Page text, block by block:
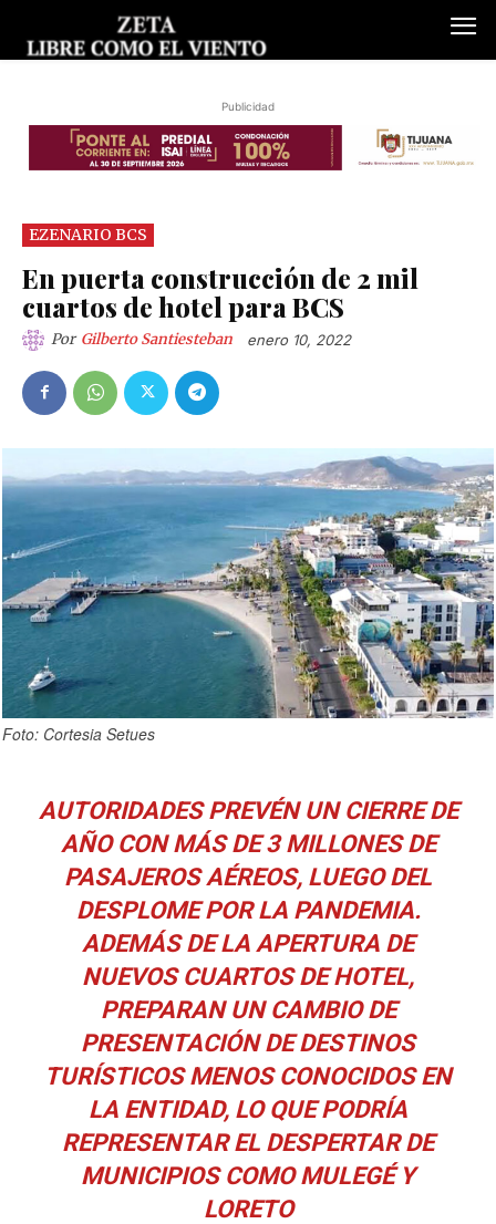
Publicidad
EZENARIO BCS
En puerta construcción de 2 mil
cuartos de hotel para BCS
Por Gilberto Santiesteban enero 10, 2022
Foto: Cortesia Setues
AUTORIDADES PREVÉN UN CIERRE DE
AÑO CON MÁS DE 3 MILLONES DE
PASAJEROS AÉREOS, LUEGO DEL
DESPLOME POR LA PANDEMIA.
ADEMÁS DE LA APERTURA DE
NUEVOS CUARTOS DE HOTEL,
PREPARAN UN CAMBIO DE
PRESENTACIÓN DE DESTINOS
TURÍSTICOS MENOS CONOCIDOS EN
LA ENTIDAD, LO QUE PODRÍA
REPRESENTAR EL DESPERTAR DE
MUNICIPIOS COMO MULEGÉ Y
LORETO